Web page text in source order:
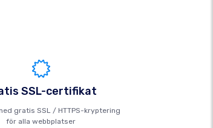
SSL-certifikat
gratis SSL / HTTPS-kryptering
för alla webbplatser